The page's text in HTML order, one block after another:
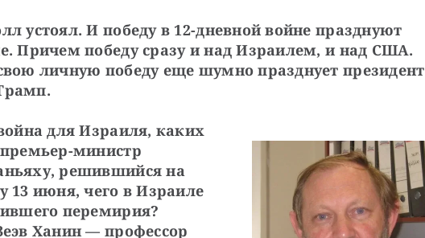
устоял. И победу в 12-дневной войне празднуют
Причем победу сразу и над Израилем, и над США.
личную победу еще шумно празднует президент
для Израиля, каких
министр
решившийся на
13 июня, чего в Израиле
перемирия?
Ханин — профессор